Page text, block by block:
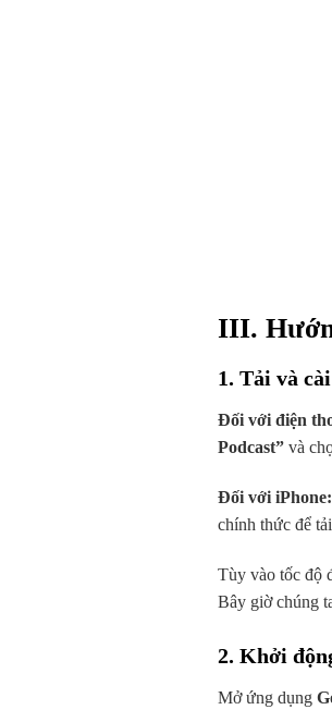
III.
1. Tải và
Đối với điện
Podcast”và
Đối với iPhone:
chính thức để
Tùy vào tốc độ
Bây giờ chúng
2. Khởi
Mở ứng dụng